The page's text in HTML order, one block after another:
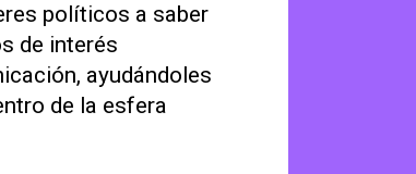
políticos a saber
de interés
ayudándoles
de la esfera